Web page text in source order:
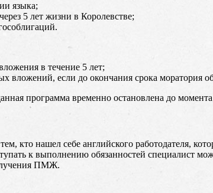
языка;
5 лет жизни в Королевстве;
в течение 5 лет;
вложений, если до окончания срока моратория
программа временно остановлена до
кто нашел себе английского работодателя,
к выполнению обязанностей специалист
ПМЖ.